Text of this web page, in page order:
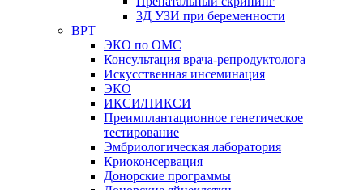
3Д УЗИ при беременности
ВРТ
ЭКО по ОМС
Консультация врача-репродуктолога
Искусственная инсеминация
ЭКО
ИКСИ/ПИКСИ
Преимплантационное генетическое
тестирование
Эмбриологическая лаборатория
Криоконсервация
Донорские программы